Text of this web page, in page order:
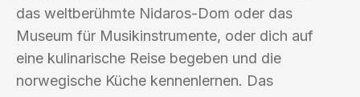
das weltberühmte Nidaros-Dom oder das
Museum für Musikinstrumente, oder dich auf
eine kulinarische Reise begeben und die
norwegische Küche kennenlernen. Das